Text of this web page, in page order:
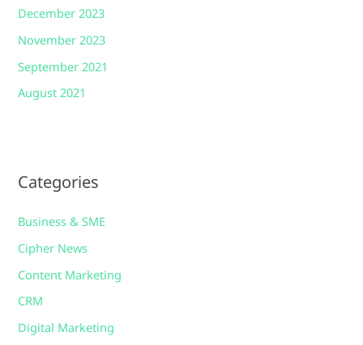
December 2023
November 2023
September 2021
August 2021
Categories
Business & SME
Cipher News
Content Marketing
CRM
Digital Marketing